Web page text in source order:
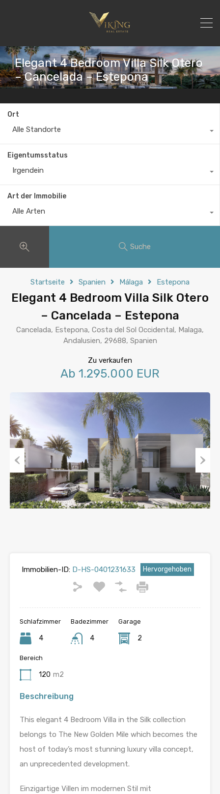
Elegant 4 Bedroom Villa Silk Otero
– Cancelada – Estepona
Ort
Alle Standorte
Eigentumsstatus
Irgendein
Art der Immobilie
Alle Arten
Suche
Startseite Spanien Málaga Estepona
Elegant 4 Bedroom Villa Silk Otero
– Cancelada – Estepona
Cancelada, Estepona, Costa del Sol Occidental, Malaga,
Andalusien, 29688, Spanien
Zu verkaufen
Ab 1.295.000 EUR
Vorherige
Immobilien-ID:D-HS-0401231633 Hervorgehoben
Schlafzimmer
4
Badezimmer
4
Garage
2
Bereich
120 m2
Beschreibung
This elegant 4 Bedroom Villa in the Silk collection
belongs to The New Golden Mile which becomes the
host of today’s most stunning luxury villa concept,
an unprecedented development.
Einzigartige Villen im modernen Stil mit